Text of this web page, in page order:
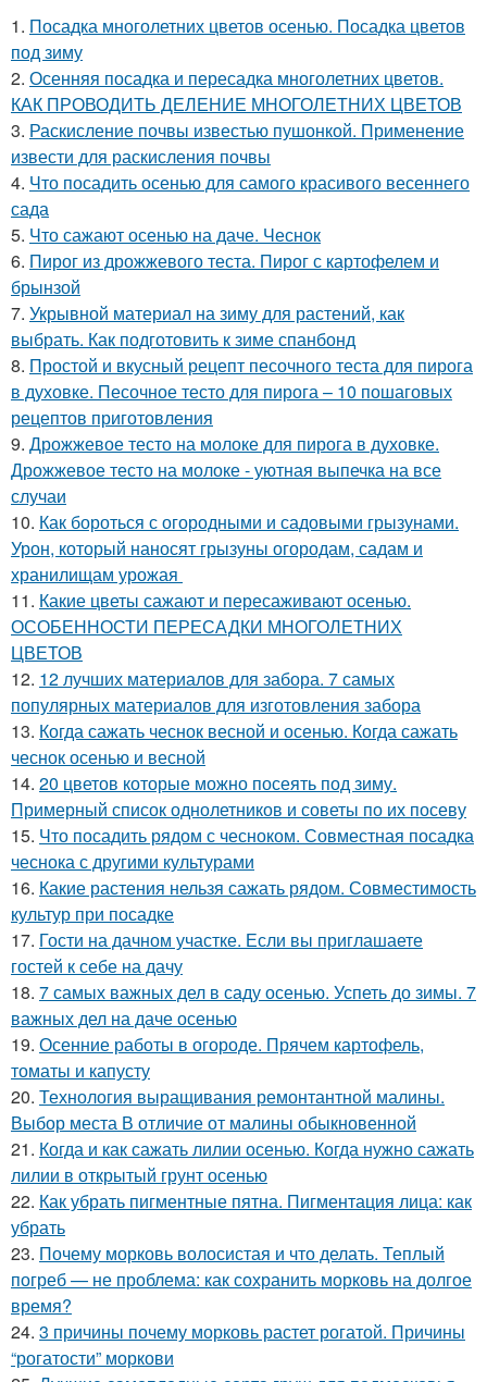
1. Посадка многолетних цветов осенью. Посадка цветов
под зиму
2. Осенняя посадка и пересадка многолетних цветов.
КАК ПРОВОДИТЬ ДЕЛЕНИЕ МНОГОЛЕТНИХ ЦВЕТОВ
3. Раскисление почвы известью пушонкой. Применение
извести для раскисления почвы
4. Что посадить осенью для самого красивого весеннего
сада
5. Что сажают осенью на даче. Чеснок
6. Пирог из дрожжевого теста. Пирог с картофелем и
брынзой
7. Укрывной материал на зиму для растений, как
выбрать. Как подготовить к зиме спанбонд
8. Простой и вкусный рецепт песочного теста для пирога
в духовке. Песочное тесто для пирога – 10 пошаговых
рецептов приготовления
9. Дрожжевое тесто на молоке для пирога в духовке.
Дрожжевое тесто на молоке - уютная выпечка на все
случаи
10. Как бороться с огородными и садовыми грызунами.
Урон, который наносят грызуны огородам, садам и
хранилищам урожая
11. Какие цветы сажают и пересаживают осенью.
ОСОБЕННОСТИ ПЕРЕСАДКИ МНОГОЛЕТНИХ
ЦВЕТОВ
12. 12 лучших материалов для забора. 7 самых
популярных материалов для изготовления забора
13. Когда сажать чеснок весной и осенью. Когда сажать
чеснок осенью и весной
14. 20 цветов которые можно посеять под зиму.
Примерный список однолетников и советы по их посеву
15. Что посадить рядом с чесноком. Совместная посадка
чеснока с другими культурами
16. Какие растения нельзя сажать рядом. Совместимость
культур при посадке
17. Гости на дачном участке. Если вы приглашаете
гостей к себе на дачу
18. 7 самых важных дел в саду осенью. Успеть до зимы. 7
важных дел на даче осенью
19. Осенние работы в огороде. Прячем картофель,
томаты и капусту
20. Технология выращивания ремонтантной малины.
Выбор места В отличие от малины обыкновенной
21. Когда и как сажать лилии осенью. Когда нужно сажать
лилии в открытый грунт осенью
22. Как убрать пигментные пятна. Пигментация лица: как
убрать
23. Почему морковь волосистая и что делать. Теплый
погреб — не проблема: как сохранить морковь на долгое
время?
24. 3 причины почему морковь растет рогатой. Причины
“рогатости” моркови